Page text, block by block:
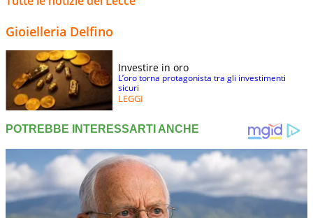
Gioielleria Delfino
Investire in oro
L’oro torna protagonista tra gli investimenti
sicuri
LEGGI